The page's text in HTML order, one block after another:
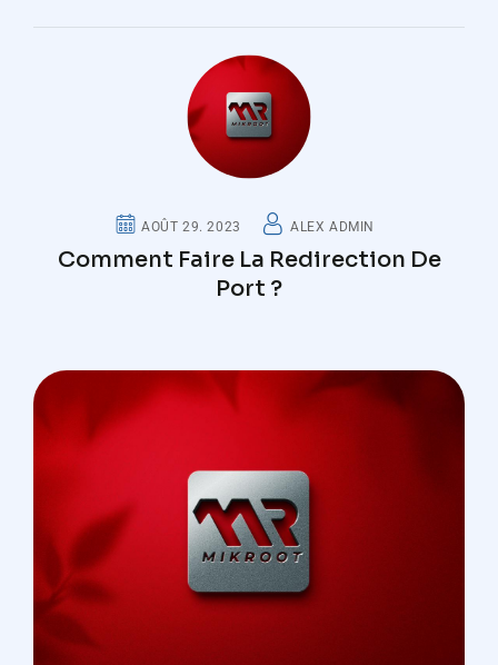
AOÛT 29. 2023 ALEX ADMIN
Comment Faire La Redirection De
Port ?